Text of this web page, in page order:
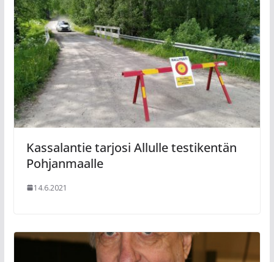
Kassalantie tarjosi Allulle testikentän
Pohjanmaalle
14.6.2021